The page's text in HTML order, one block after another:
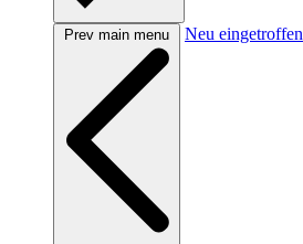
Prev main menu Neu eingetroffen